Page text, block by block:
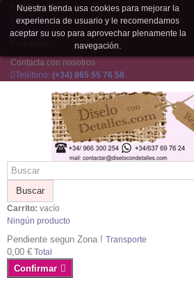
Iniciar sesión
Español
Español
Contacta con nosotros
Teléfono: (+34) 865 55 76 58
Buscar
Carrito: vacío
Ningún producto
Pendiente segun Zona ! Transporte
0,00 € Total
Confirmar
Nuestra tienda usa cookies para mejorar la
experiencia de usuario y le recomendamos
aceptar su uso para aprovechar plenamente la
navegación.